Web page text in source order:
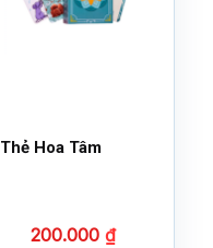
Thẻ Hoa Tâm
200.000₫